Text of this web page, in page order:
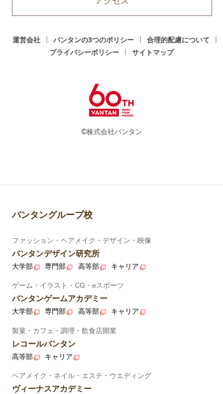
運営会社 バンタンの3つのポリシー
合理的配慮について
プライバシーポリシー
サイトマップ
©株式会社バンタン
バンタングループ校
ファッション・ヘアメイク・デザイン・映像
バンタンデザイン研究所
大学部 専門部 高等部 キャリア
ゲーム・イラスト・CG・eスポーツ
バンタンゲームアカデミー
大学部 専門部 高等部 キャリア
製菓・カフェ・調理・飲食店開業
レコールバンタン
高等部 キャリア
ヘアメイク・ネイル・エステ・ウエディング
ヴィーナスアカデミー